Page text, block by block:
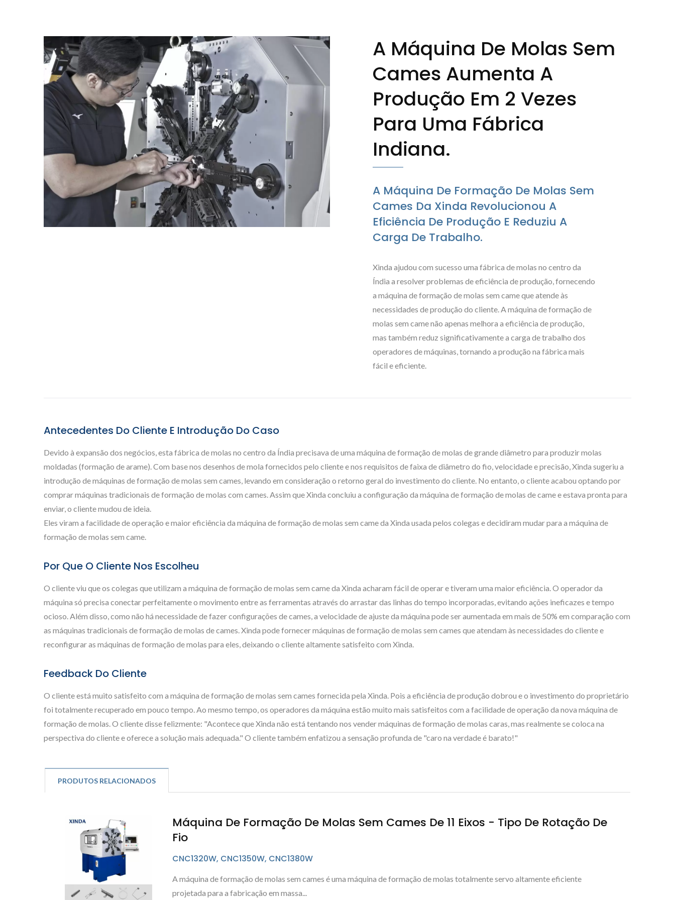
A Máquina De Molas Sem
Cames Aumenta A
Produção Em 2 Vezes
Para Uma Fábrica
Indiana.
A Máquina De Formação De Molas Sem
Cames Da Xinda Revolucionou A
Eficiência De Produção E Reduziu A
Carga De Trabalho.
Xinda ajudou com sucesso uma fábrica de molas no centro da
Índia a resolver problemas de eficiência de produção, fornecendo
a máquina de formação de molas sem came que atende às
necessidades de produção do cliente. A máquina de formação de
molas sem came não apenas melhora a eficiência de produção,
mas também reduz significativamente a carga de trabalho dos
operadores de máquinas, tornando a produção na fábrica mais
fácil e eficiente.
Antecedentes Do Cliente E Introdução Do Caso
Devido à expansão dos negócios, esta fábrica de molas no centro da Índia precisava de uma máquina de formação de molas de grande diâmetro para produzir molas
moldadas (formação de arame). Com base nos desenhos de mola fornecidos pelo cliente e nos requisitos de faixa de diâmetro do fio, velocidade e precisão, Xinda sugeriu a
introdução de máquinas de formação de molas sem cames, levando em consideração o retorno geral do investimento do cliente. No entanto, o cliente acabou optando por
comprar máquinas tradicionais de formação de molas com cames. Assim que Xinda concluiu a configuração da máquina de formação de molas de came e estava pronta para
enviar, o cliente mudou de ideia.
Eles viram a facilidade de operação e maior eficiência da máquina de formação de molas sem came da Xinda usada pelos colegas e decidiram mudar para a máquina de
formação de molas sem came.
Por Que O Cliente Nos Escolheu
O cliente viu que os colegas que utilizam a máquina de formação de molas sem came da Xinda acharam fácil de operar e tiveram uma maior eficiência. O operador da
máquina só precisa conectar perfeitamente o movimento entre as ferramentas através do arrastar das linhas do tempo incorporadas, evitando ações ineficazes e tempo
ocioso. Além disso, como não há necessidade de fazer configurações de cames, a velocidade de ajuste da máquina pode ser aumentada em mais de 50% em comparação com
as máquinas tradicionais de formação de molas de cames. Xinda pode fornecer máquinas de formação de molas sem cames que atendam às necessidades do cliente e
reconfigurar as máquinas de formação de molas para eles, deixando o cliente altamente satisfeito com Xinda.
Feedback Do Cliente
O cliente está muito satisfeito com a máquina de formação de molas sem cames fornecida pela Xinda. Pois a eficiência de produção dobrou e o investimento do proprietário
foi totalmente recuperado em pouco tempo. Ao mesmo tempo, os operadores da máquina estão muito mais satisfeitos com a facilidade de operação da nova máquina de
formação de molas. O cliente disse felizmente: "Acontece que Xinda não está tentando nos vender máquinas de formação de molas caras, mas realmente se coloca na
perspectiva do cliente e oferece a solução mais adequada." O cliente também enfatizou a sensação profunda de "caro na verdade é barato!"
PRODUTOS RELACIONADOS
Máquina De Formação De Molas Sem Cames De 11 Eixos - Tipo De Rotação De
Fio
CNC1320W, CNC1350W, CNC1380W
A máquina de formação de molas sem cames é uma máquina de formação de molas totalmente servo altamente eficiente
projetada para a fabricação em massa...